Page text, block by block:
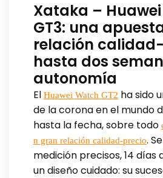
Xataka –
GT3: una
relación
hasta dos
autonomía
El Huawei Watch GT2 ha sido
de la corona en el mundo
hasta la fecha, sobre todo
n gran relación calidad-precio.
medición precisos, 14 días
un diseño cuidado: su